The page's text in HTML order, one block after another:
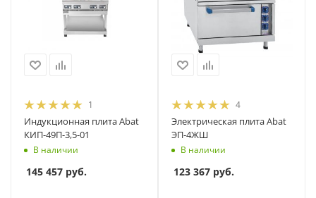
1
Индукционная плита Abat
КИП-49П-3,5-01
В наличии
145 457 руб.
4
Электрическая плита Abat
ЭП-4ЖШ
В наличии
123 367 руб.